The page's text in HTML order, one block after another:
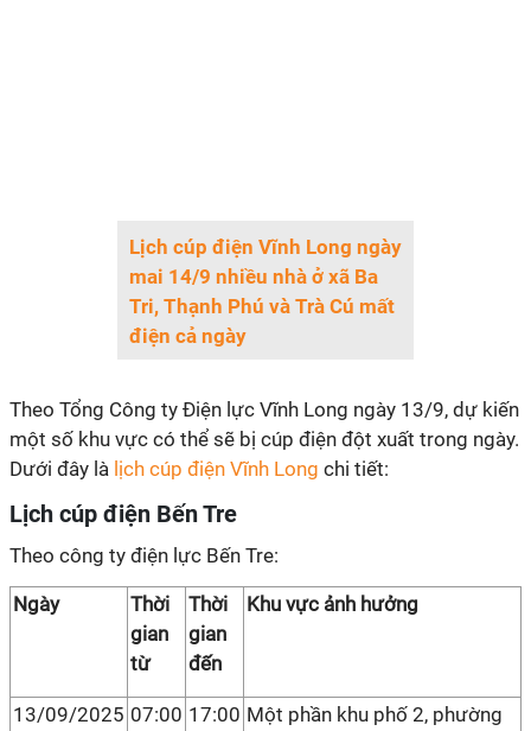
Lịch cúp điện Vĩnh Long ngày
mai 14/9 nhiều nhà ở xã Ba
Tri, Thạnh Phú và Trà Cú mất
điện cả ngày
Theo Tổng Công ty Điện lực Vĩnh Long ngày 13/9, dự kiến
một số khu vực có thể sẽ bị cúp điện đột xuất trong ngày.
Dưới đây là lịch cúp điện Vĩnh Long chi tiết:
Lịch cúp điện Bến Tre
Theo công ty điện lực Bến Tre:
Ngày
Thời
gian
từ
Thời
gian
đến
Khu vực ảnh hưởng
13/09/2025 07:00 17:00 Một phần khu phố 2, phường